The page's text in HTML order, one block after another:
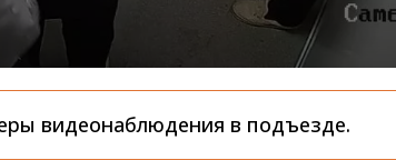
видеонаблюдения в подъезде.